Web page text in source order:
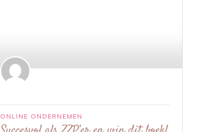
ONLINE ONDERNEMEN